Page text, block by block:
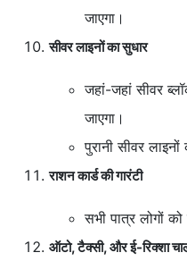
जाएगा।
सीवर लाइनों का सुधार
जहां-जहां सीवर
जाएगा।
पुरानी सीवर
राशन कार्ड की गारंटी
सभी पात्र लोगों को
ऑटो, टैक्सी, और ई-रिक्शा